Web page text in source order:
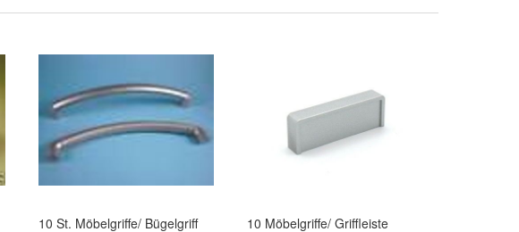
10 St. Möbelgriffe/ Bügelgriff 10 Möbelgriffe/ Griffleiste